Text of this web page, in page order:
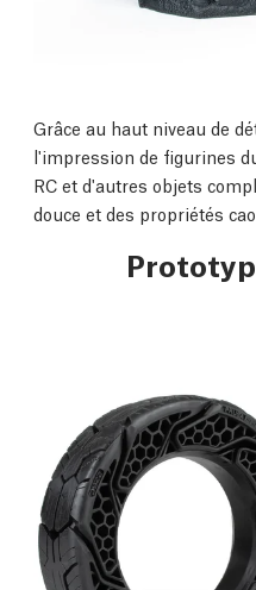
Grâce au haut niveau de
l'impression de figurines
RC et d'autres objets
douce et des propriétés